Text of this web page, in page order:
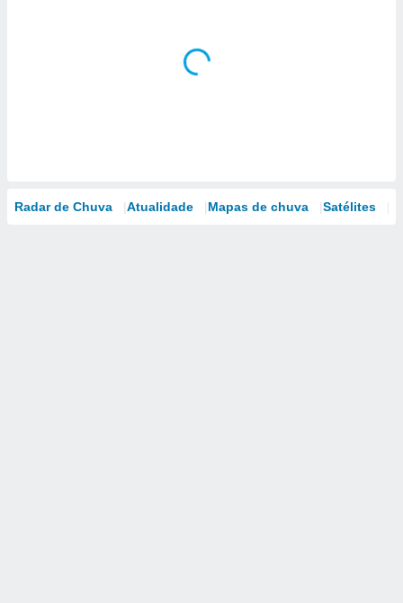
Radar de Chuva Atualidade Mapas de chuva Satélites